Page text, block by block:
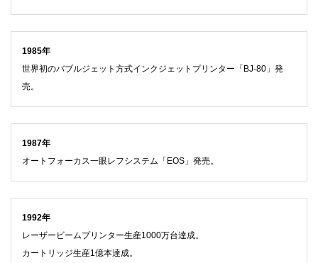
1985年
世界初のバブルジェット方式インクジェットプリンター「BJ-80」発
売。
1987年
オートフォーカス一眼レフシステム「EOS」発売。
1992年
レーザービームプリンター生産1000万台達成。
カートリッジ生産1億本達成。